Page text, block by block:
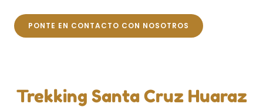
PONTE EN CONTACTO CON NOSOTROS
Trekking Santa Cruz Huaraz